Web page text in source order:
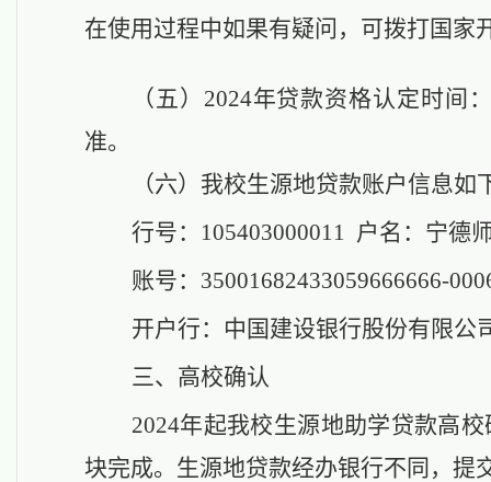
在使用过程中如果有疑问，可拨打国家
（五） 2024年贷款资格认定时间
准。
（六） 我校生源地贷款账户信息如
行号： 105403000011 户名：宁德
账号： 35001682433059666666-
开户行：中国建设银行股份有限公
三、 高校确认
2024年起我校生源地助学贷款高
块完成。 生源地贷款经办银行不同，提